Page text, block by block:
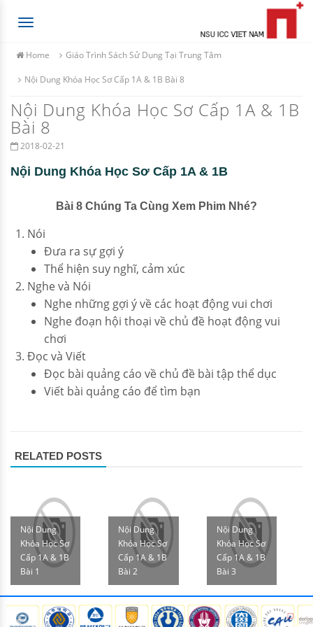
Toggle
Home Giáo Trình Sách Sử Dụng Tại Trung Tâm
Nội Dung Khóa Học Sơ Cấp 1A & 1B Bài 8
Nội Dung Khóa Học Sơ Cấp 1A & 1B
Bài 8
2018-02-21
Nội Dung Khóa Học Sơ Cấp 1A & 1B
Bài 8 Chúng Ta Cùng Xem Phim Nhé?
Nói
Đưa ra sự gợi ý
Thể hiện suy nghĩ, cảm xúc
Nghe và Nói
Nghe những gợi ý về các hoạt động vui chơi
Nghe đoạn hội thoại về chủ đề hoạt động vui
chơi
Đọc và Viết
Đọc bài quảng cáo về chủ đề bài tập thể dục
Viết bài quảng cáo để tìm bạn
RELATED POSTS
Nội Dung
Khóa Học Sơ
Cấp 1A & 1B
Bài 1
Nội Dung
Khóa Học Sơ
Cấp 1A & 1B
Bài 2
Nội Dung
Khóa Học Sơ
Cấp 1A & 1B
Bài 3